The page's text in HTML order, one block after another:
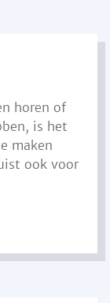
horen of
is het
maken
ook voor